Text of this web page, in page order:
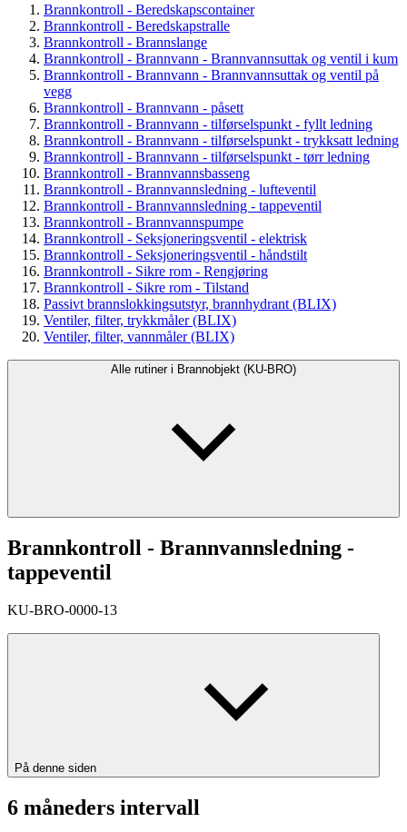
Brannkontroll - Beredskapscontainer
Brannkontroll - Beredskapstralle
Brannkontroll - Brannslange
Brannkontroll - Brannvann - Brannvannsuttak og ventil i kum
Brannkontroll - Brannvann - Brannvannsuttak og ventil på
vegg
Brannkontroll - Brannvann - påsett
Brannkontroll - Brannvann - tilførselspunkt - fyllt ledning
Brannkontroll - Brannvann - tilførselspunkt - trykksatt ledning
Brannkontroll - Brannvann - tilførselspunkt - tørr ledning
Brannkontroll - Brannvannsbasseng
Brannkontroll - Brannvannsledning - lufteventil
Brannkontroll - Brannvannsledning - tappeventil
Brannkontroll - Brannvannspumpe
Brannkontroll - Seksjoneringsventil - elektrisk
Brannkontroll - Seksjoneringsventil - håndstilt
Brannkontroll - Sikre rom - Rengjøring
Brannkontroll - Sikre rom - Tilstand
Passivt brannslokkingsutstyr, brannhydrant (BLIX)
Ventiler, filter, trykkmåler (BLIX)
Ventiler, filter, vannmåler (BLIX)
Alle rutiner i Brannobjekt (KU-BRO)
Brannkontroll - Brannvannsledning -
tappeventil
KU-BRO-0000-13
På denne siden
6 måneders intervall